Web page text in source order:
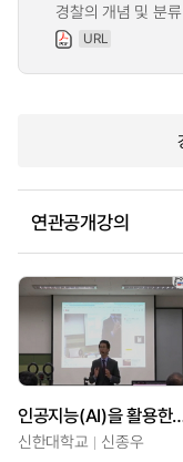
경찰의 개념 및 분류
URL
연관공개강의
인공지능(AI)을 활용한
신한대학교 신종우